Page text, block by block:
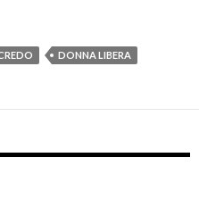
DONNA LIBERA